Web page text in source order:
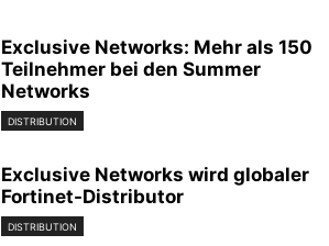
Exclusive Networks: Mehr als 150
Teilnehmer bei den Summer
Networks
DISTRIBUTION
Exclusive Networks wird globaler
Fortinet-Distributor
DISTRIBUTION